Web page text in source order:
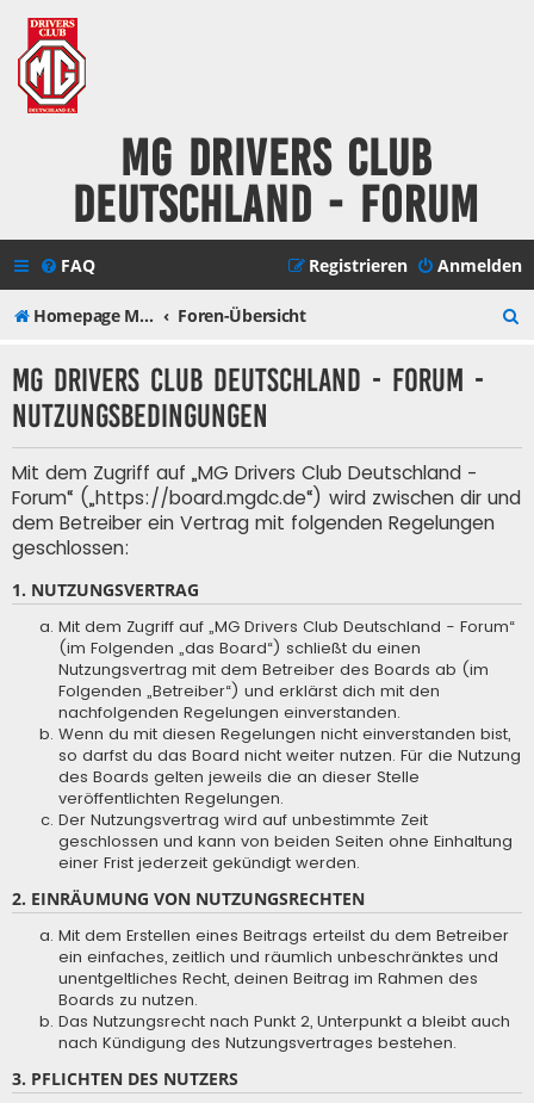
MG Drivers Club
Deutschland - Forum
FAQ Anmelden
Registrieren
Homepage MG Drivers Club Deutschland Foren-Übersicht
MG Drivers Club Deutschland - Forum -
Nutzungsbedingungen
Mit dem Zugriff auf „MG Drivers Club Deutschland -
Forum“ („https://board.mgdc.de“) wird zwischen dir und
dem Betreiber ein Vertrag mit folgenden Regelungen
geschlossen:
1. NUTZUNGSVERTRAG
Mit dem Zugriff auf „MG Drivers Club Deutschland - Forum“
(im Folgenden „das Board“) schließt du einen
Nutzungsvertrag mit dem Betreiber des Boards ab (im
Folgenden „Betreiber“) und erklärst dich mit den
nachfolgenden Regelungen einverstanden.
Wenn du mit diesen Regelungen nicht einverstanden bist,
so darfst du das Board nicht weiter nutzen. Für die Nutzung
des Boards gelten jeweils die an dieser Stelle
veröffentlichten Regelungen.
Der Nutzungsvertrag wird auf unbestimmte Zeit
geschlossen und kann von beiden Seiten ohne Einhaltung
einer Frist jederzeit gekündigt werden.
2. EINRÄUMUNG VON NUTZUNGSRECHTEN
Mit dem Erstellen eines Beitrags erteilst du dem Betreiber
ein einfaches, zeitlich und räumlich unbeschränktes und
unentgeltliches Recht, deinen Beitrag im Rahmen des
Boards zu nutzen.
Das Nutzungsrecht nach Punkt 2, Unterpunkt a bleibt auch
nach Kündigung des Nutzungsvertrages bestehen.
3. PFLICHTEN DES NUTZERS